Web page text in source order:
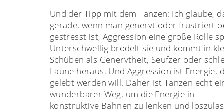
Und der Tipp mit dem Tanzen: Ich glaube,
gerade, wenn man genervt oder frustriert
gestresst ist, Aggression eine große Rolle
Unterschwellig brodelt sie und kommt in
Schüben als Genervtheit, Seufzer oder
Laune heraus. Und Aggression ist Energie,
gelebt werden will. Daher ist Tanzen echt
wunderbarer Weg, um die Energie in
konstruktive Bahnen zu lenken und